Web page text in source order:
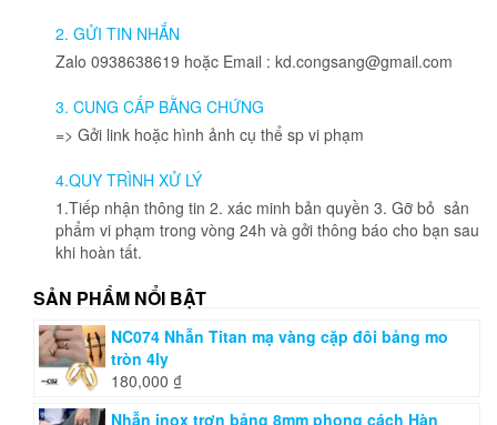
thể
phẩm
2. GỬI TIN NHẮN
Zalo 0938638619 hoặc Email : kd.congsang@gmail.com
3. CUNG CẤP BẰNG CHỨNG
=> Gởi link hoặc hình ảnh cụ thể sp vi phạm
4.QUY TRÌNH XỬ LÝ
1.Tiếp nhận thông tin 2. xác minh bản quyền 3. Gỡ bỏ sản
phẩm vi phạm trong vòng 24h và gởi thông báo cho bạn sau
khi hoàn tất.
SẢN PHẨM NỔI BẬT
NC074 Nhẫn Titan mạ vàng cặp đôi bảng mo
tròn 4ly
180,000 ₫
Nhẫn inox trơn bảng 8mm phong cách Hàn